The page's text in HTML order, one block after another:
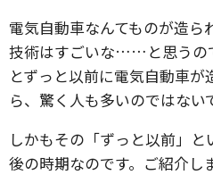
電気自動車なんてものが造ら
技術はすごいな……と思うの
とずっと以前に電気自動車
ら、驚く人も多いのではない
しかもその「ずっと以前」
後の時期なのです。ご紹介し